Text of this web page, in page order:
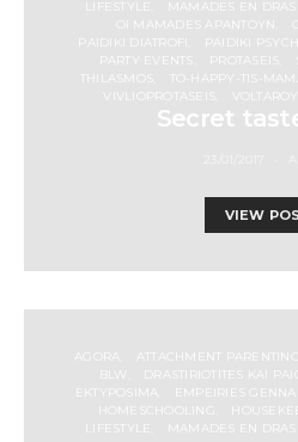
LIFESTYLE
MAMADES EN DRASI
OI MAMADES APANTOYN
PAIDIKI DIATROFI
PAIDIKI
PARTY EVENTS
PROTASEIS
THILASMOS
TO-HAPPY-TIS-
VIVLIOPROTASEIS
Secret
VIEW
AGORA ATTACHMENT PARENTING
BLW
DRASTIRIOTITES KAI
EKTYPOSIMA
EMPEIRIES GENNAS
HOMESCHOOLING
LIFESTYLE
MAMADES EN DRASI